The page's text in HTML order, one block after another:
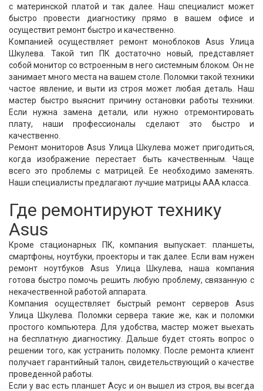
с материнской платой и так далее. Наш специалист может
быстро провести диагностику прямо в вашем офисе и
осуществит ремонт быстро и качественно.
Компанией осуществляет ремонт моноблоков Asus Улица
Шкулева. Такой тип ПК достаточно новый, представляет
собой монитор со встроенным в него системным блоком. Он не
занимает много места на вашем столе. Поломки такой техники
частое явление, и выти из строя может любая деталь. Наш
мастер быстро выяснит причину остановки работы техники.
Если нужна замена детали, или нужно отремонтировать
плату, наши профессионалы сделают это быстро и
качественно.
Ремонт мониторов Asus Улица Шкулева может пригодиться,
когда изображение перестает быть качественным. Чаще
всего это проблемы с матрицей. Ее необходимо заменять.
Наши специалисты предлагают лучшие матрицы ААА класса.
Где ремонтируют технику
Asus
Кроме стационарных ПК, компания выпускает: планшеты,
смартфоны, ноутбуки, проекторы и так далее. Если вам нужен
ремонт ноутбуков Asus Улица Шкулева, наша компания
готова быстро помочь решить любую проблему, связанную с
некачественной работой аппарата.
Компания осуществляет быстрый ремонт серверов Asus
Улица Шкулева. Поломки сервера такие же, как и поломки
простого компьютера. Для удобства, мастер может выехать
на бесплатную диагностику. Дальше будет стоять вопрос о
решении того, как устранить поломку. После ремонта клиент
получает гарантийный талон, свидетельствующий о качестве
проведенной работы.
Если у вас есть планшет Асус и он вышел из строя, вы всегда